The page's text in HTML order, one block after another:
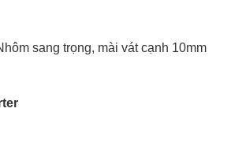
sang trọng, mài vát cạnh 10mm